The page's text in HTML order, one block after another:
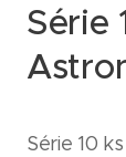
Série
Série 10